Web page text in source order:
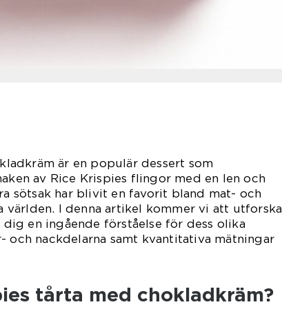
är en populär dessert som
av Rice Krispies flingor med en len och
sötsak har blivit en favorit bland mat- och
världen. I denna artikel kommer vi att utforska
en ingående förståelse för dess olika
och nackdelarna samt kvantitativa mätningar
tårta med chokladkräm?